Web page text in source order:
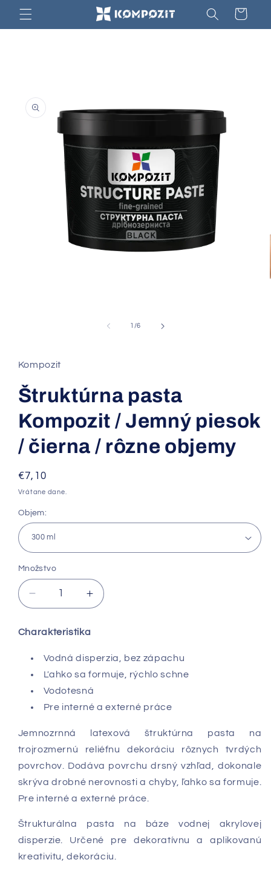
na
Košík
1 /z6
Kompozit
Štruktúrna pasta
Kompozit / Jemný piesok
/ čierna / rôzne objemy
Normálna
cena
€7,10
Vrátane dane.
Objem:
Množstvo
Znížiť
množstvo
Štruktúrna
pasta
Kompozit
/
Jemný
piesok
čierna
/
rôzne
objemy
Zvýšiť
množstvo
Štruktúrna
pasta
Kompozit
/
Jemný
piesok
čierna
/
objemy
Charakteristika
Vodná disperzia, bez zápachu
Ľahko sa formuje, rýchlo schne
Vodotesná
Pre interné a externé práce
Jemnozrnná latexová štruktúrna pasta na
trojrozmernú reliéfnu dekoráciu rôznych tvrdých
povrchov. Dodáva povrchu drsný vzhľad, dokonale
skrýva drobné nerovnosti a chyby, ľahko sa formuje.
Pre interné a externé práce.
Štrukturálna pasta na báze vodnej akrylovej
disperzie. Určené pre dekoratívnu a aplikovanú
kreativitu, dekoráciu.